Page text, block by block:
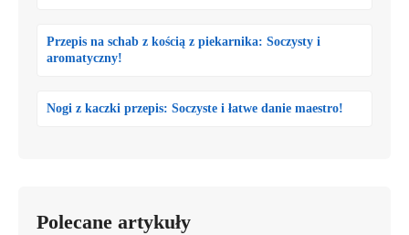
Przepis na schab z kością z piekarnika: Soczysty i
aromatyczny!
Nogi z kaczki przepis: Soczyste i łatwe danie maestro!
Polecane artykuły